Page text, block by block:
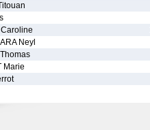
Neyl
Marie